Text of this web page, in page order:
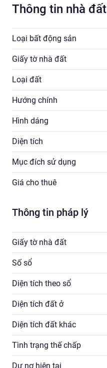
Thông tin nhà đất
Loại bất động sản
Giấy tờ nhà đất
Loại đất
Hướng chính
Hình dáng
Diện tích
Mục đích sử dụng
Giá cho thuê
Thông tin pháp lý
Giấy tờ nhà đất
Số sổ
Diện tích theo sổ
Diện tích đất ở
Diện tích đất khác
Tình trạng thế chấp
Dư nợ hiện tại